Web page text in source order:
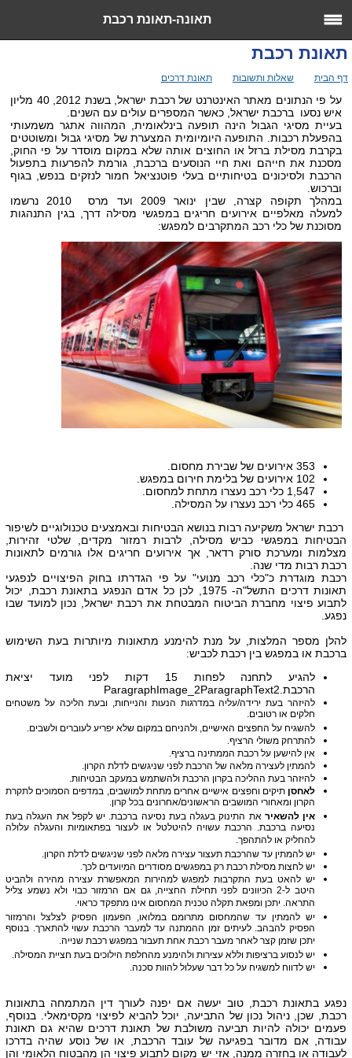
תאונה-תאונת רכבת
תאונת רכבת
דף הבית שאלות ותשובות תאונת דרכים
על פי הנתונים מאתר האינטרנט של רכבת ישראל, בשנת 2012, 40 מליון
איש נסעו ברכבת ישראל, כאשר המספרים עולים עם השנים.
בעיית מסיגי הגבול הינה תופעה בינלאומית, המהווה אתגר משמעותי
בהפעלת רכבות. התופעה היומיומית המצערת של מסיגי גבול ומשוטטים
בקרבת מסילת ברזל או החוצים אותה שלא במקום מוסדר על פי החוק,
מסכנת את חייהם ואת חיי הנוסעים ברכבת
גורמת להפרעות בתפעול
הרכבת ולסיכונים בטיחותיים בעלי פוטנציאל חמור לנזקים בנפש, בגוף
וברכוש.
במהלך תקופה קצרה, שבין ינואר 2009 ועד מרס 2010 נרשמו
למעלה מאלפיים אירועים חריגים במפגשי מסילה דרך, בגין התנהגות
מסוכנת של כלי רכב המתקרבים למפגש:
353 אירועים של שבירת מחסום.
102 אירועים של בלימת חירום במפגש.
1,547 כלי רכב נעצרו מתחת למחסום.
465 כלי רכב נעצרו על המסילה.
רכבת ישראל משקיעה רבות בנושא הבטיחות ובאמצעים טכנולוגיים לשיפור
הבטיחות במפגשי כביש מסילה, לרבות רמזור מקדים, שלטי זהירות,
מצלמות ומערכת סורק רדאר, אך אירועים חריגים אלו גורמים לתאונות
רכבת רבות מדי שנה.
רכבת מוגדרת כ"כלי רכב מנועי" על פי הגדרתו בחוק הפיצויים לנפגעי
תאונות דרכים התשל"ה- 1975, לכן כל אדם הנפגע בתאונת רכבת, יכול
לתבוע פיצוי מחברת הביטוח המבטחת את רכבת ישראל, נכון למועד שבו
נפגע.
להלן מספר המלצות, על מנת להימנע מתאונות מיותרות בעת השימוש
ברכבת או במפגש בין רכבת לכביש:
להגיע לתחנה לפחות 15 דקות לפני מועד יציאת
הרכבת. ParagraphImage_2ParagraphText2
להיזהר בעת ירידה/עליה במדרגות הנעות והנייחות, ובעת הליכה על משטחים
חלקים או רטובים.
להשגיח על החפצים האישיים, ולהניחם במקום שלא יפריע לעוברים ולשבים.
להתרחק משולי הרציף.
אין להישען על רכבת הממתינה ברציף.
להמתין לעצירה מלאה של הרכבת לפני שניגשים לדלת הקרון.
להיזהר בעת ההליכה בקרון הרכבת ולהשתמש במעקב הבטיחות.
לאחסןתיקים וחפצים אישיים אחרים מתחת למושבים, במדפים הסמוכים לתקרת
הקרון ומאחורי המושבים הראשונים/אחרונים בכל קרון.
אין להשאיר את התינוק בעגלה בעת נסיעה ברכבת. יש לקפל את העגלה בעת
נסיעה ברכבת. הרכבת עשויה להיטלטל או לעצור בפתאומיות והעגלה עלולה
להחליק או להתהפך.
יש להמתין עד שהרכבת תעצור עצירה מלאה לפני שניגשים לדלת הקרון.
יש לחצות מסילת רכבת רק במפגשים מסודרים המיועדים לכך.
יש להאט בעת התקרבות למפגש למהירות המאפשרת עצירה מהירה ולהביט
היטב ל-2 הכיוונים לפני תחילת החצייה, גם אם הרמזור כבוי ולא נשמע צליל
התראה. יתכן ומפאת תקלה טכנית המחסום אינו מתפקד כראוי.
יש להמתין עד שהמחסום מתרומם במלואו, הפעמון הפסיק לצלצל והרמזור
הפסיק להבהב. לעיתים זמן ההמתנה עד למעבר הרכבת עשוי להתארך. בנוסף
יתכן שזמן קצר לאחר מעבר רכבת אחת תעבור במפגש רכבת שנייה.
יש לנסוע ברציפות וללא עצירות ולהימנע מהחלפת הילוכים בעת חציית המסילה.
יש לדווח למשגיח על כל דבר שעלול להוות סכנה.
נפגע בתאונת רכבת, טוב יעשה אם יפנה לעורך דין המתמחה בתאונות
רכבת, שכן, ניהול נכון של התביעה, יוכל להביא לפיצוי מקסימאלי. בנוסף,
פעמים יכולה להיות תביעה משולבת של תאונת דרכים שהיא גם תאונת
עבודה, אם מדובר בפגיעה של עובד הרכבת, או של נוסע שהיה בדרכו
לעבודה או בחזרה ממנה, אזי יש מקום לתבוע פיצוי הן מהבטוח הלאומי והן